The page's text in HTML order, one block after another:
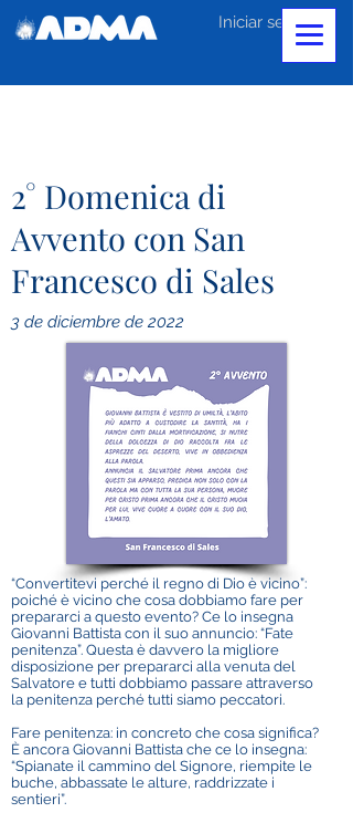
Iniciar sesión
2° Domenica di
Avvento con San
Francesco di Sales
3 de diciembre de 2022
“Convertitevi perché il regno di Dio è vicino”:
poiché è vicino che cosa dobbiamo fare per
prepararci a questo evento? Ce lo insegna
Giovanni Battista con il suo annuncio: “Fate
penitenza”. Questa è davvero la migliore
disposizione per prepararci alla venuta del
Salvatore e tutti dobbiamo passare attraverso
la penitenza perché tutti siamo peccatori.
Fare penitenza: in concreto che cosa significa?
È ancora Giovanni Battista che ce lo insegna:
“Spianate il cammino del Signore, riempite le
buche, abbassate le alture, raddrizzate i
sentieri”.